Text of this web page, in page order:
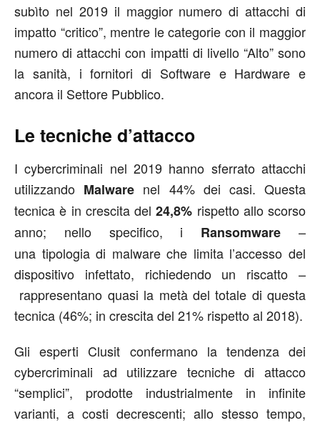
subìto nel 2019 il maggior numero di attacchi di
impatto “critico”, mentre le categorie con il maggior
numero di attacchi con impatti di livello “Alto” sono
la sanità, i fornitori di Software e Hardware e
ancora il Settore Pubblico.
Le tecniche d’attacco
I cybercriminali nel 2019 hanno sferrato attacchi
utilizzando Malware nel 44% dei casi. Questa
tecnica è in crescita del24,8% rispetto allo scorso
anno; nello specifico, i Ransomware –
una tipologia di malware che limita l’accesso del
dispositivo infettato, richiedendo un riscatto –
rappresentano quasi la metà del totale di questa
tecnica (46%; in crescita del 21% rispetto al 2018).
Gli esperti Clusit confermano la tendenza dei
cybercriminali ad utilizzare tecniche di attacco
“semplici”, prodotte industrialmente in infinite
varianti, a costi decrescenti; allo stesso tempo,